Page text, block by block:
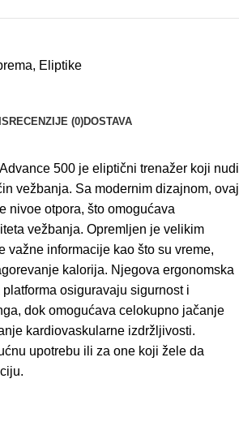
, Eliptike
RECENZIJE (0)DOSTAVA
500 je eliptični trenažer koji nudi
vežbanja. Sa modernim dizajnom, ovaj
nivoe otpora, što omogućava
vežbanja. Opremljen je velikim
važne informacije kao što su vreme,
kalorija. Njegova ergonomska
osiguravaju sigurnost i
dok omogućava celokupno jačanje
kardiovaskularne izdržljivosti.
upotrebu ili za one koji žele da